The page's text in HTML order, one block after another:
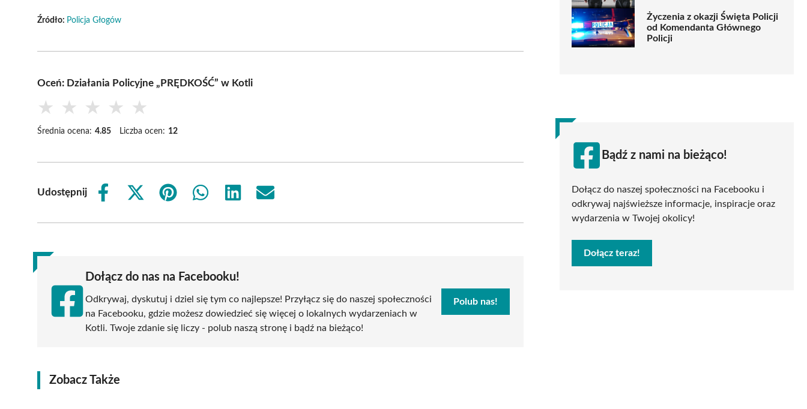
Źródło: Policja Głogów
Oceń: Działania Policyjne „PRĘDKOŚĆ” w Kotli
★ ★ ★ ★ ★
Średnia ocena: 4.85 Liczba ocen: 12
Udostępnij
Share
Share
(Twitter)
Share
Share
Share
Share
Dołącz do nas na Facebooku!
Odkrywaj, dyskutuj i dziel się tym co najlepsze! Przyłącz się do naszej społeczności
na Facebooku, gdzie możesz dowiedzieć się więcej o lokalnych wydarzeniach w
Kotli. Twoje zdanie się liczy - polub naszą stronę i bądź na bieżąco!
Polub nas!
Zobacz Także
Życzenia z okazji Święta Policji
od Komendanta Głównego
Policji
Bądź z nami na bieżąco!
Dołącz do naszej społeczności na Facebooku i
odkrywaj najświeższe informacje, inspiracje oraz
wydarzenia w Twojej okolicy!
Dołącz teraz!